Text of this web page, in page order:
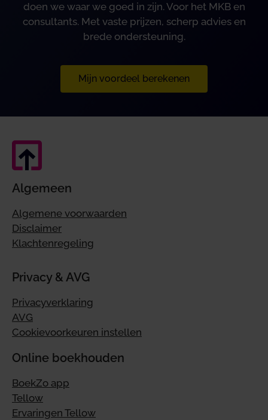
doen we waar we goed in zijn. Voor het MKB en
consultants. Met vaste prijzen, scherp advies en
brede ondersteuning.
Mijn voordeel berekenen
Algemeen
Algemene voorwaarden
Disclaimer
Klachtenregeling
Privacy & AVG
Privacyverklaring
AVG
Cookievoorkeuren instellen
Online boekhouden
BoekZo app
Tellow
Ervaringen Tellow